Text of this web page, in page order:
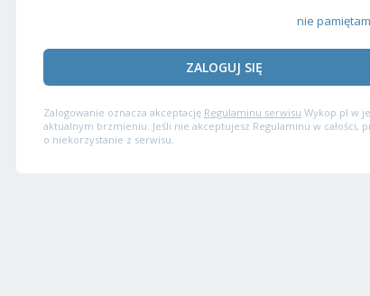
nie
ZALOGUJ SIĘ
Zalogowanie oznacza akceptację Regulaminu serwisu Wykop.pl w
aktualnym brzmieniu. Jeśli nie akceptujesz Regulaminu w całości,
o niekorzystanie z serwisu.